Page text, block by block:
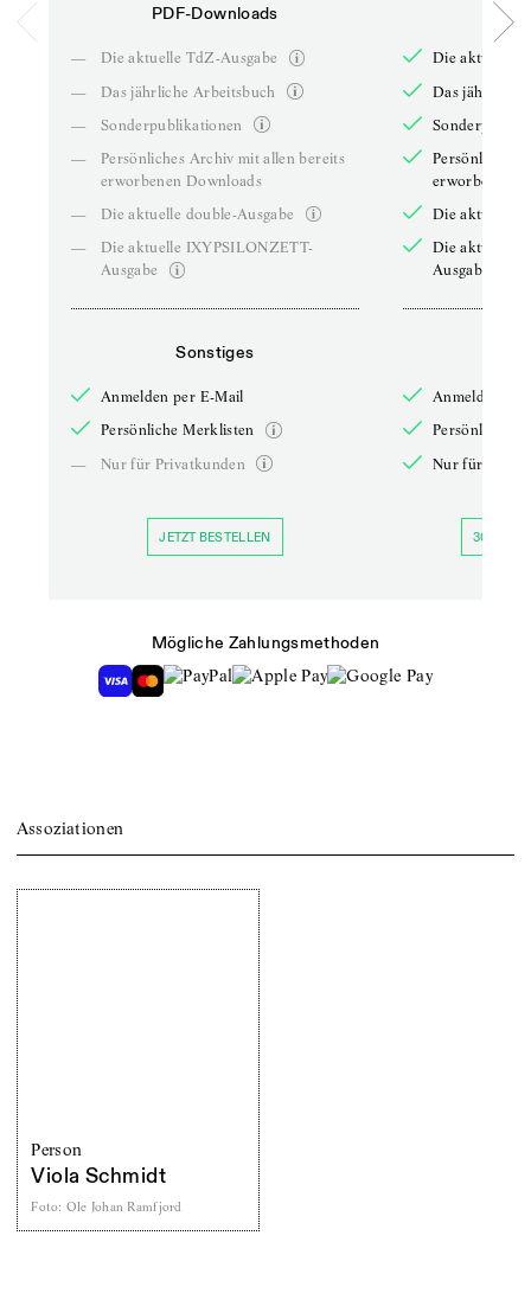
PDF-Downloads
—
Die aktuelle TdZ-Ausgabe
—
Das jährliche Arbeitsbuch
—
Sonderpublikationen
—
Persönliches Archiv mit allen bereits
erworbenen Downloads
—
Die aktuelle double-Ausgabe
—
Die aktuelle IXYPSILONZETT-
Ausgabe
Sonstiges
Anmelden per E-Mail
Persönliche Merklisten
—
Nur für Privatkunden
JETZT BESTELLEN
Die aktuelle
Das jährliche
Persönliches
erworbenen
Die aktuelle
Die aktuelle
Ausgabe
Anmelden
Persönliche
Nur für
30 TAGE
Mögliche Zahlungsmethoden
Assoziationen
Person
Viola Schmidt
Foto: Ole Johan Ramfjord